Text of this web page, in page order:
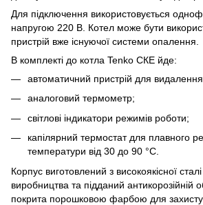
Для підключення використовується
напругою 220 В. Котел може бути
пристрій вже існуючої системи опалення.
В комплекті до котла Tenko СКЕ йде:
автоматичний пристрій для видалення
аналоговий термометр;
світлові індикатори режимів роботи;
капілярний термостат для плавного
температури від 30 до 90 °С.
Корпус виготовлений з високоякісної
виробництва та підданий антикорозійній
покрита порошковою фарбою для